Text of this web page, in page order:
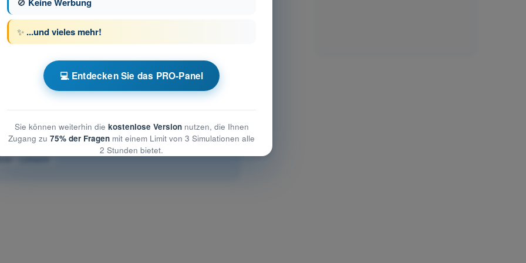
93 von 206
PPL(H) Hubschrauber
Trainer - Luftrecht
- Luftrecht
- Luftrecht
✨ ...und vieles mehr!
💻 Entdecken Sie das PRO-Panel
Sie können weiterhin die kostenlose Versionnutzen, die Ihnen
Zugang zu 75% der Fragen mit einem Limit von 3 Simulationen alle
2 Stunden bietet.